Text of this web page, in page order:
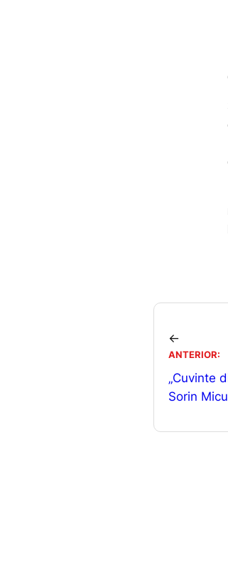
←
ANTERIOR:
„Cuvinte
Sorin